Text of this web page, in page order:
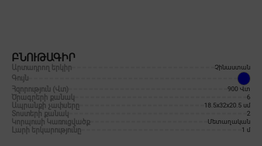
ԲՆՈՒԹԱԳԻՐ
Արտադրող երկիր Չինաստան
Գույն
Հզորություն (Վտ)
900 Վտ
Ծրագրերի քանակ 6
Ապրանքի չափսերը 18.5x32x20.5 սմ
Տոստերի քանակ 2
Կորպուսի Կառուցվածք Մետաղական
Լարի երկարությունը 1 մ